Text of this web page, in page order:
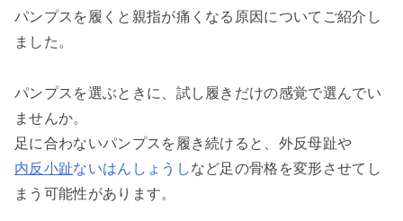
パンプスを履くと親指が痛くなる原因についてご紹介し
ました。
パンプスを選ぶときに、試し履きだけの感覚で選んでい
ませんか。
足に合わないパンプスを履き続けると、外反母趾や
内反小趾ないはんしょうしなど足の骨格を変形させてし
まう可能性があります。